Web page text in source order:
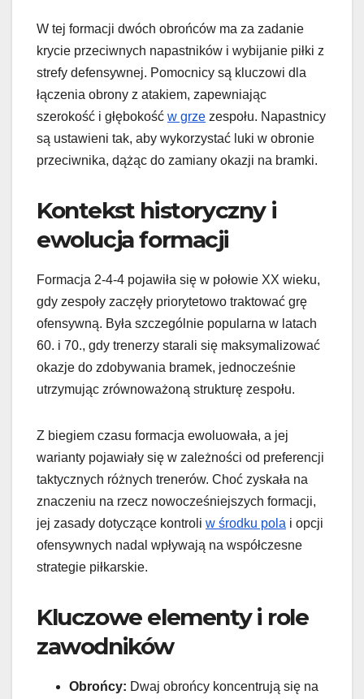
W tej formacji dwóch obrońców ma za zadanie
krycie przeciwnych napastników i wybijanie piłki z
strefy defensywnej. Pomocnicy są kluczowi dla
łączenia obrony z atakiem, zapewniając
szerokość i głębokość w grze zespołu. Napastnicy
są ustawieni tak, aby wykorzystać luki w obronie
przeciwnika, dążąc do zamiany okazji na bramki.
Kontekst historyczny i
ewolucja formacji
Formacja 2-4-4 pojawiła się w połowie XX wieku,
gdy zespoły zaczęły priorytetowo traktować grę
ofensywną. Była szczególnie popularna w latach
60. i 70., gdy trenerzy starali się maksymalizować
okazje do zdobywania bramek, jednocześnie
utrzymując zrównoważoną strukturę zespołu.
Z biegiem czasu formacja ewoluowała, a jej
warianty pojawiały się w zależności od preferencji
taktycznych różnych trenerów. Choć zyskała na
znaczeniu na rzecz nowocześniejszych formacji,
jej zasady dotyczące kontroli w środku pola i opcji
ofensywnych nadal wpływają na współczesne
strategie piłkarskie.
Kluczowe elementy i role
zawodników
Obrońcy: Dwaj obrońcy koncentrują się na